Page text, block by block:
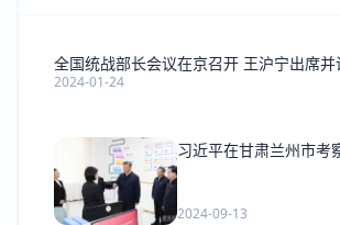
全国统战部长会议在京召开 王沪宁出席并
2024-01-24
习近平在甘肃兰州市考
2024-09-13